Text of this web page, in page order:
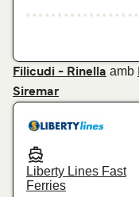
Filicudi - Rinella amb
Siremar
Liberty Lines Fast
Ferries